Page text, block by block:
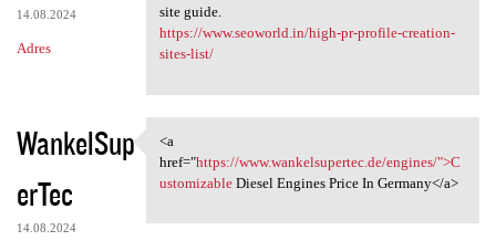
14.08.2024
Adres
site guide.
https://www.seoworld.in/high-pr-profile-creation-
sites-list/
WankelSup
erTec
14.08.2024
<a href="https://www
<a
href="https://www.wankelsupertec.de/engines/">C
ustomizableDiesel Engines Price In Germany</a>